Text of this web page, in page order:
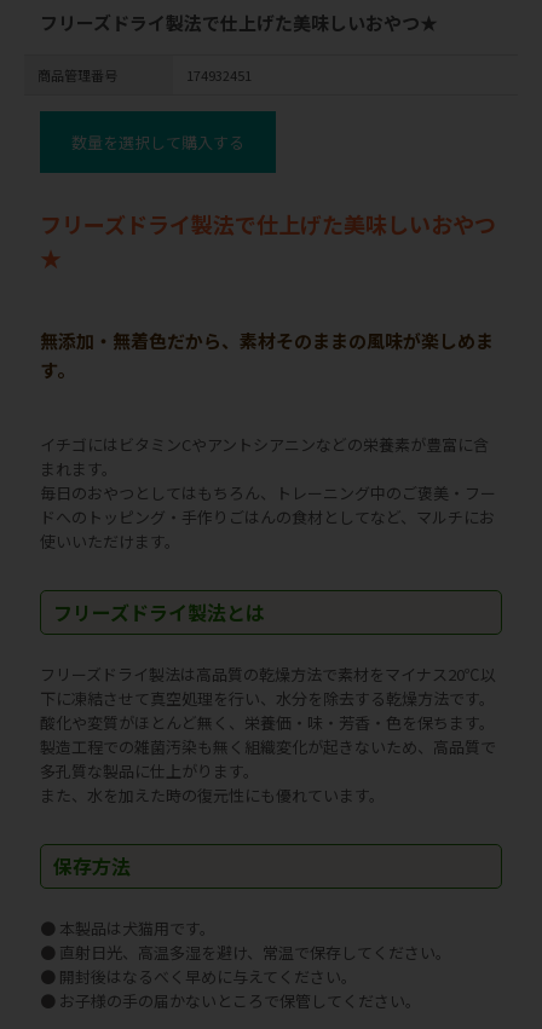
フリーズドライ製法で仕上げた美味しいおやつ★
商品管理番号 174932451
数量を選択して購入する
フリーズドライ製法で仕上げた美味しいおやつ
★
無添加・無着色だから、素材そのままの風味が楽しめま
す。
イチゴにはビタミンCやアントシアニンなどの栄養素が豊富に含
まれます。
毎日のおやつとしてはもちろん、トレーニング中のご褒美・フー
ドへのトッピング・手作りごはんの食材としてなど、マルチにお
使いいただけます。
フリーズドライ製法とは
フリーズドライ製法は高品質の乾燥方法で素材をマイナス20℃以
下に凍結させて真空処理を行い、水分を除去する乾燥方法です。
酸化や変質がほとんど無く、栄養価・味・芳香・色を保ちます。
製造工程での雑菌汚染も無く組織変化が起きないため、高品質で
多孔質な製品に仕上がります。
また、水を加えた時の復元性にも優れています。
保存方法
● 本製品は犬猫用です。
● 直射日光、高温多湿を避け、常温で保存してください。
● 開封後はなるべく早めに与えてください。
● お子様の手の届かないところで保管してください。